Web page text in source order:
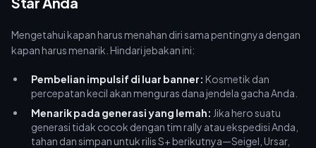
Mengetahui kapan harus menahan diri sama pentingnya dengan
kapan harus menarik. Hindari jebakan ini:
Pembelian impulsif di luar banner: Kosmetik dan
percepatan kecil akan menguras dana jendela gacha Anda.
Menarik pada generasi yang lemah: Jika hero suatu
generasi tidak cocok dengan tim rally atau ekspedisi Anda,
tahan dan simpan untuk rilis S+ berikutnya—Seigel, Ursar,